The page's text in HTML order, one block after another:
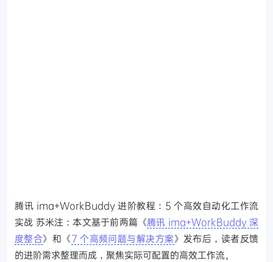
腾讯 ima+WorkBuddy 进阶教程：5 个高效自动化工作流
实战 苏米注：本文基于前两篇《腾讯 ima+WorkBuddy 深
度整合》和《7 个高频问题与解决方案》发布后，读者反馈
的进阶需求整理而成，聚焦实际可配置的高效工作流。